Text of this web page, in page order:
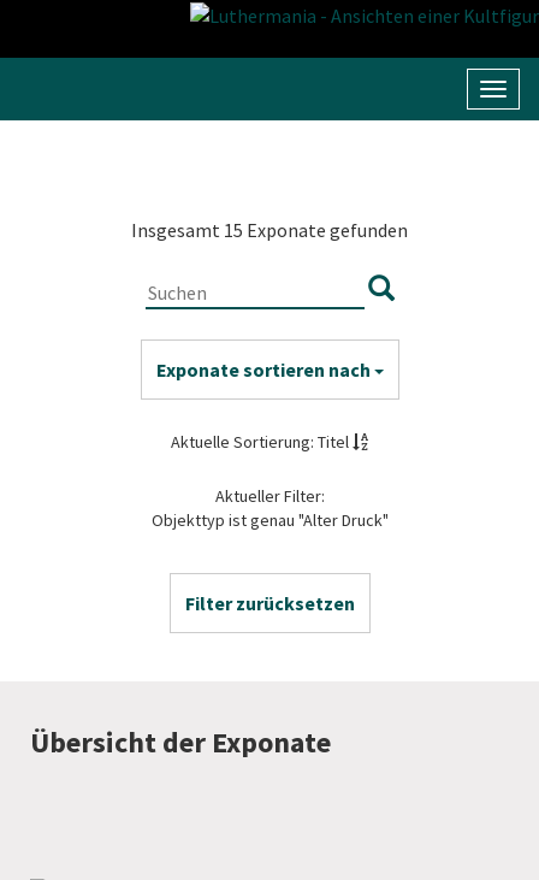
Insgesamt 15 Exponate gefunden
Exponate sortieren nach
Aktuelle Sortierung: Titel
Aktueller Filter:
Objekttyp ist genau "Alter Druck"
Filter zurücksetzen
Übersicht der Exponate